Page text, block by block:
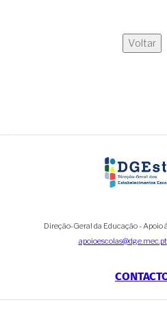
Voltar
Direção-Geral da Educação -
apoioescolas@dge.mec.pt